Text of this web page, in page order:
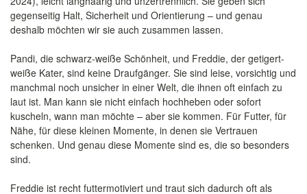
gegenseitig Halt, Sicherheit und Orientierung – und genau
deshalb möchten wir sie auch zusammen lassen.
Pandi, die schwarz-weiße Schönheit, und Freddie, der getigert-
weiße Kater, sind keine Draufgänger. Sie sind leise, vorsichtig und
manchmal noch unsicher in einer Welt, die ihnen oft einfach zu
laut ist. Man kann sie nicht einfach hochheben oder sofort
kuscheln, wann man möchte – aber sie kommen. Für Futter, für
Nähe, für diese kleinen Momente, in denen sie Vertrauen
schenken. Und genau diese Momente sind es, die so besonders
sind.
Freddie ist recht futtermotiviert und traut sich dadurch oft als